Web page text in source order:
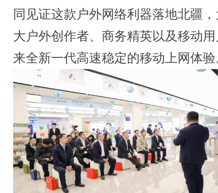
同见证这款户外网络利器落地北疆
大户外创作者、商务精英以及移动
来全新一代高速稳定的移动上网体